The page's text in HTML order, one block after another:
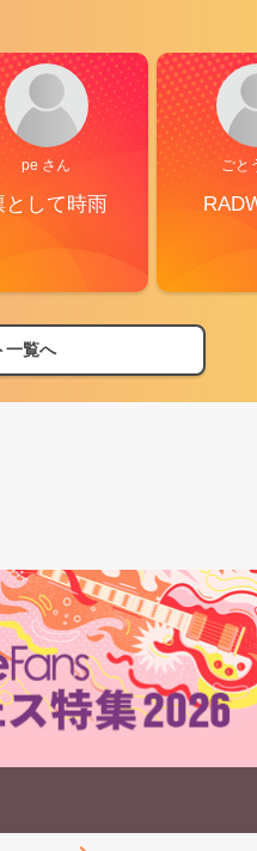
pe さん
として時雨
ごと
一覧へ